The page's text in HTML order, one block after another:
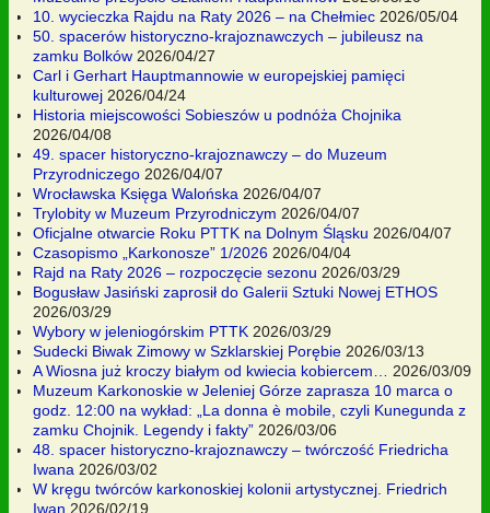
10. wycieczka Rajdu na Raty 2026 – na Chełmiec 2026/05/04
50. spacerów historyczno-krajoznawczych – jubileusz na
zamku Bolków 2026/04/27
Carl i Gerhart Hauptmannowie w europejskiej pamięci
kulturowej 2026/04/24
Historia miejscowości Sobieszów u podnóża Chojnika
2026/04/08
49. spacer historyczno-krajoznawczy – do Muzeum
Przyrodniczego 2026/04/07
Wrocławska Księga Walońska 2026/04/07
Trylobity w Muzeum Przyrodniczym 2026/04/07
Oficjalne otwarcie Roku PTTK na Dolnym Śląsku 2026/04/07
Czasopismo „Karkonosze” 1/2026 2026/04/04
Rajd na Raty 2026 – rozpoczęcie sezonu 2026/03/29
Bogusław Jasiński zaprosił do Galerii Sztuki Nowej ETHOS
2026/03/29
Wybory w jeleniogórskim PTTK 2026/03/29
Sudecki Biwak Zimowy w Szklarskiej Porębie 2026/03/13
A Wiosna już kroczy białym od kwiecia kobiercem…
2026/03/09
Muzeum Karkonoskie w Jeleniej Górze zaprasza 10 marca o
godz. 12:00 na wykład: „La donna è mobile, czyli Kunegunda z
zamku Chojnik. Legendy i fakty” 2026/03/06
48. spacer historyczno-krajoznawczy – twórczość Friedricha
Iwana 2026/03/02
W kręgu twórców karkonoskiej kolonii artystycznej. Friedrich
Iwan 2026/02/19